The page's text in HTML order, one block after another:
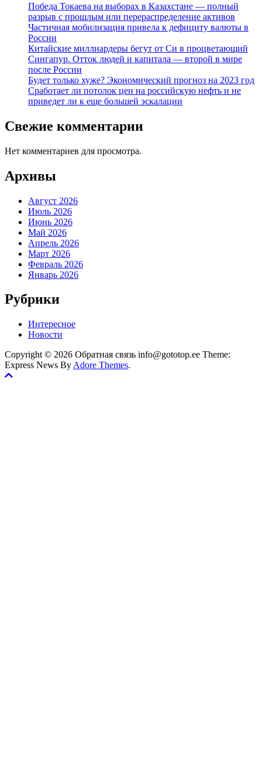
Победа Токаева на выборах в Казахстане — полный
разрыв с прошлым или перераспределение активов
Частичная мобилизация привела к дефициту валюты в
России
Китайские миллиардеры бегут от Си в процветающий
Сингапур. Отток людей и капитала — второй в мире
после России
Будет только хуже? Экономический прогноз на 2023 год
Сработает ли потолок цен на российскую нефть и не
приведет ли к еще большей эскалации
Свежие комментарии
Нет комментариев для просмотра.
Архивы
Август 2026
Июль 2026
Июнь 2026
Май 2026
Апрель 2026
Март 2026
Февраль 2026
Январь 2026
Рубрики
Интересное
Новости
Copyright © 2026 Обратная связь info@gototop.ee Theme:
Express News By Adore Themes.